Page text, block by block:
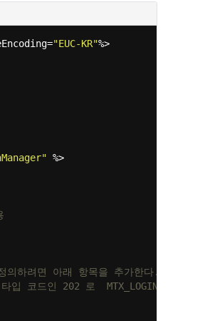
"EUC-KR"%>
%>
의하려면 아래 항목을 추가한다. 로그
입 코드인 202 로 MTX_LOGIN_LOG